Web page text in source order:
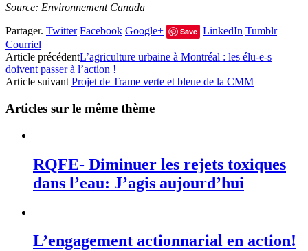
Source: Environnement Canada
Partager. Twitter Facebook Google+ Save LinkedIn Tumblr
Courriel
Article précédentL’agriculture urbaine à Montréal : les élu-e-s
doivent passer à l’action !
Article suivant Projet de Trame verte et bleue de la CMM
Articles sur le même thème
RQFE- Diminuer les rejets toxiques
dans l’eau: J’agis aujourd’hui
L’engagement actionnarial en action!